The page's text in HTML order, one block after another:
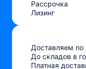
Рассрочка
Лизинг
Доставляем по
До складов в
Платная